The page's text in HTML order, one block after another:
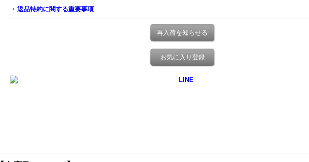
返品特約に関する重要事項
再入荷を知らせる
お気に入り登録